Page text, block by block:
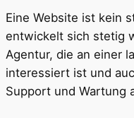
Eine Website ist kein
entwickelt sich stetig
Agentur, die an einer
interessiert ist und
Support und Wartung